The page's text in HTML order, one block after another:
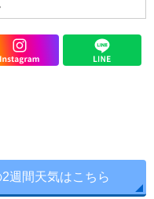
週間天気はこちら